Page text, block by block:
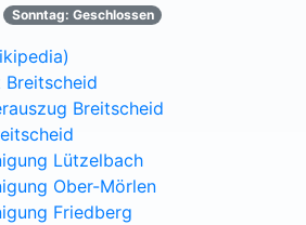
Sonntag: Geschlossen
Breitscheid
Breitscheid
Lützelbach
Ober-Mörlen
Friedberg